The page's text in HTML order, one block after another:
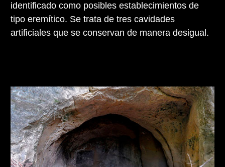
identificado como posibles establecimientos de
tipo eremítico. Se trata de tres cavidades
artificiales que se conservan de manera desigual.